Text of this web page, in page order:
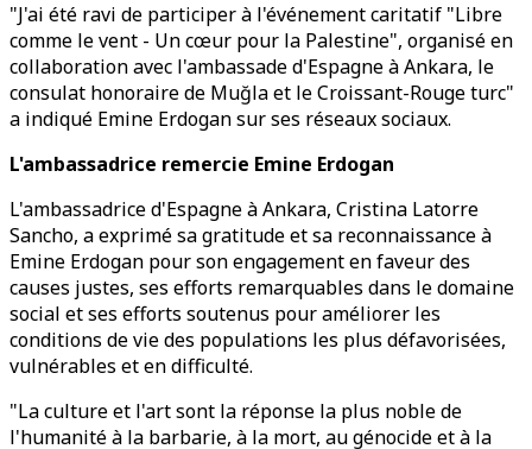
"J'ai été ravi de participer à l'événement caritatif "Libre
comme le vent - Un cœur pour la Palestine", organisé en
collaboration avec l'ambassade d'Espagne à Ankara, le
consulat honoraire de Muğla et le Croissant-Rouge turc"
a indiqué Emine Erdogan sur ses réseaux sociaux.
L'ambassadrice remercie Emine Erdogan
L'ambassadrice d'Espagne à Ankara, Cristina Latorre
Sancho, a exprimé sa gratitude et sa reconnaissance à
Emine Erdogan pour son engagement en faveur des
causes justes, ses efforts remarquables dans le domaine
social et ses efforts soutenus pour améliorer les
conditions de vie des populations les plus défavorisées,
vulnérables et en difficulté.
"La culture et l'art sont la réponse la plus noble de
l'humanité à la barbarie, à la mort, au génocide et à la